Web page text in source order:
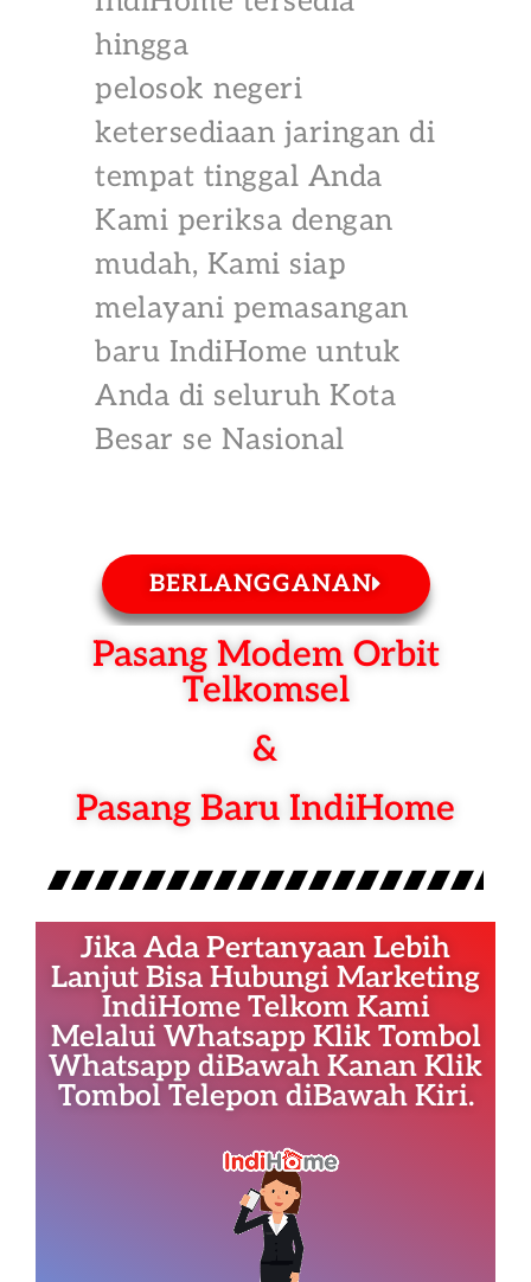
hingga
pelosok negeri
ketersediaan jaringan di
tempat tinggal Anda
Kami periksa dengan
mudah, Kami siap
melayani pemasangan
baru IndiHome untuk
Anda di seluruh Kota
Besar se Nasional
BERLANGGANAN
Pasang Modem Orbit
Telkomsel
&
Pasang Baru IndiHome
Jika Ada Pertanyaan Lebih
Lanjut Bisa Hubungi Marketing
IndiHome Telkom Kami
Melalui Whatsapp Klik Tombol
Whatsapp diBawah Kanan Klik
Tombol Telepon diBawah Kiri.